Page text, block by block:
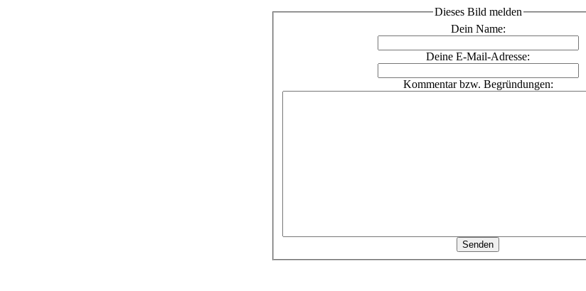
Dieses Bild melden
Dein Name:
Deine E-Mail-Adresse:
Kommentar bzw. Begründungen: